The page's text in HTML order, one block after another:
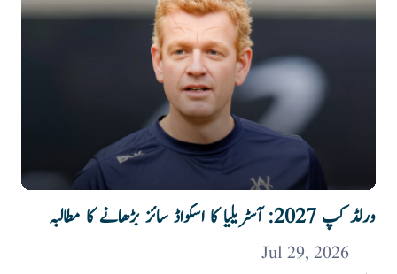
ورلڈ کپ 2027: آسٹریلیا کا اسکواڈ سائز بڑھانے کا مطالبہ